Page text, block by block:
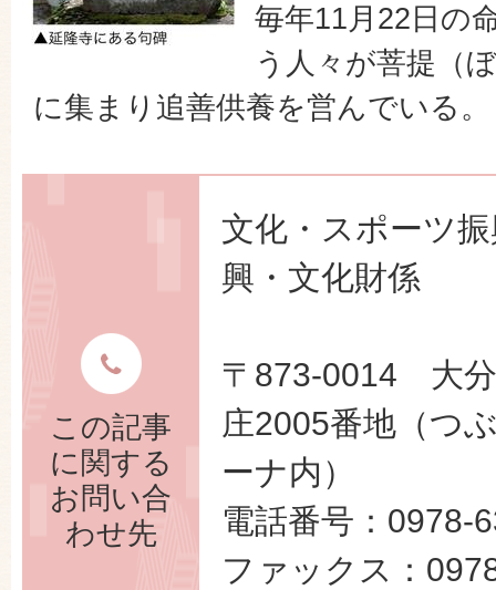
毎年11月22日の
う人々が菩提（
に集まり追善供養を営んでいる。
この記事
に関する
お問い合
わせ先
文化・スポーツ
興・文化財係
〒873-0014 大
庄2005番地（つ
ーナ内）
電話番号：0978-
ファックス：